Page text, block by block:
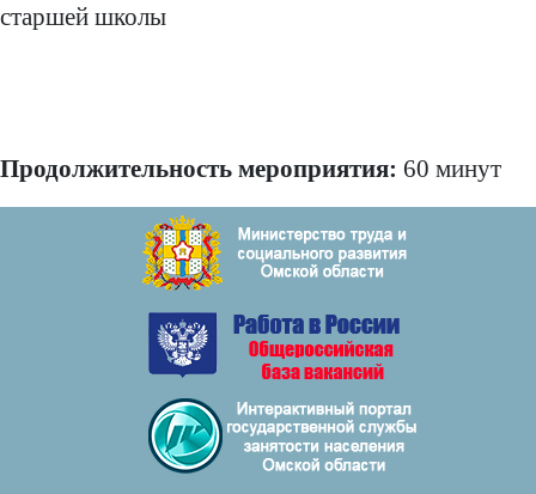
старшей школы
Продолжительность мероприятия: 60 минут